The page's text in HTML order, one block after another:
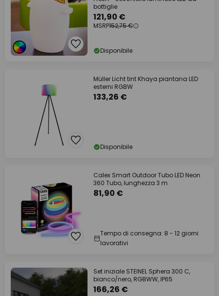
bottiglie
121,90 €
MSRP152,75 €
Disponibile
Müller Licht tint Khaya piantana LED
esterni RGBW
133,26 €
Disponibile
Calex Smart Outdoor Tubo LED Neon
360 Tubo, lunghezza 3 m
81,90 €
Tempo di consegna: 8 - 12 giorni
lavorativi
Set iniziale STEINEL Sphera 300 C,
bianco/nero, RGBWW, IP65
166,26 €